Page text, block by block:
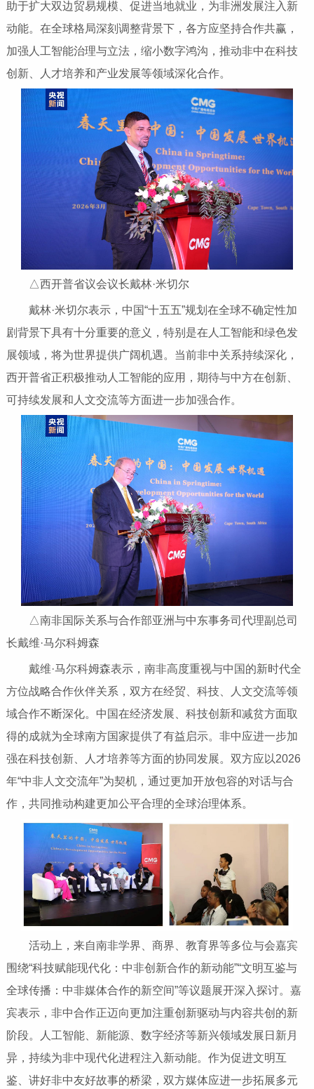
助于扩大双边贸易规模、促进当地就业，为非洲发展注入新
动能。在全球格局深刻调整背景下，各方应坚持合作共赢，
加强人工智能治理与立法，缩小数字鸿沟，推动非中在科技
创新、人才培养和产业发展等领域深化合作。
△西开普省议会议长戴林·米切尔
戴林·米切尔表示，中国“十五五”规划在全球不确定性加
剧背景下具有十分重要的意义，特别是在人工智能和绿色发
展领域，将为世界提供广阔机遇。当前非中关系持续深化，
西开普省正积极推动人工智能的应用，期待与中方在创新、
可持续发展和人文交流等方面进一步加强合作。
△南非国际关系与合作部亚洲与中东事务司代理副总司
长戴维·马尔科姆森
戴维·马尔科姆森表示，南非高度重视与中国的新时代全
方位战略合作伙伴关系，双方在经贸、科技、人文交流等领
域合作不断深化。中国在经济发展、科技创新和减贫方面取
得的成就为全球南方国家提供了有益启示。非中应进一步加
强在科技创新、人才培养等方面的协同发展。双方应以2026
年“中非人文交流年”为契机，通过更加开放包容的对话与合
作，共同推动构建更加公平合理的全球治理体系。
活动上，来自南非学界、商界、教育界等多位与会嘉宾
围绕“科技赋能现代化：中非创新合作的新动能”“文明互鉴与
全球传播：中非媒体合作的新空间”等议题展开深入探讨。嘉
宾表示，非中合作正迈向更加注重创新驱动与内容共创的新
阶段。人工智能、新能源、数字经济等新兴领域发展日新月
异，持续为非中现代化进程注入新动能。作为促进文明互
鉴、讲好非中友好故事的桥梁，双方媒体应进一步拓展多元